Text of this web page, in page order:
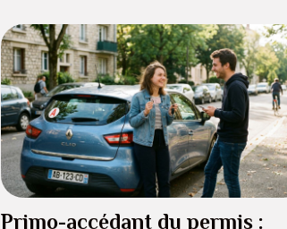
Primo-accédant du permis :